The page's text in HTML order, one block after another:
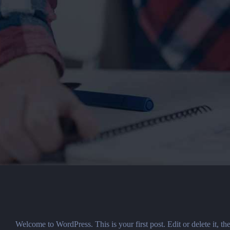
Welcome to WordPress. This is your first post. Edit or delete it,